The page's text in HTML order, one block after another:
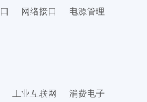
网络接口 电源管理
工业互联网
消费电子